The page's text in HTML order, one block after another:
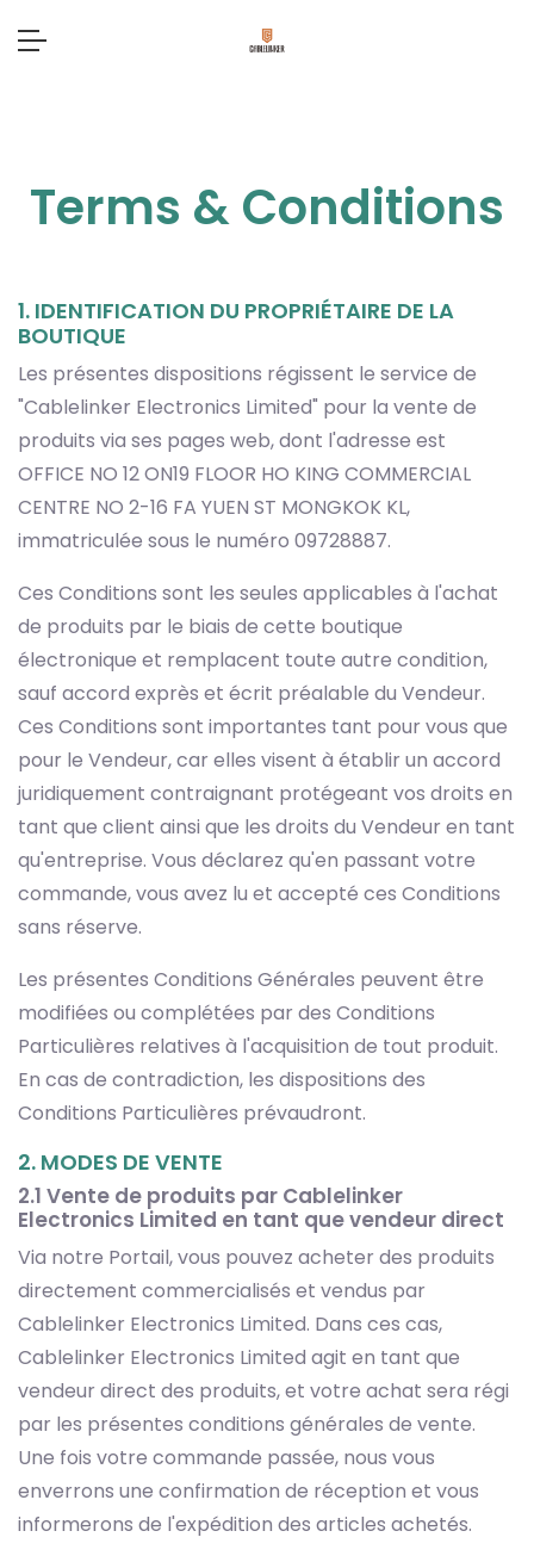
Terms & Conditions
1. IDENTIFICATION DU PROPRIÉTAIRE DE LA
BOUTIQUE
Les présentes dispositions régissent le service de
"Cablelinker Electronics Limited" pour la vente de
produits via ses pages web, dont l'adresse est
OFFICE NO 12 ON19 FLOOR HO KING COMMERCIAL
CENTRE NO 2-16 FA YUEN ST MONGKOK KL,
immatriculée sous le numéro 09728887.
Ces Conditions sont les seules applicables à l'achat
de produits par le biais de cette boutique
électronique et remplacent toute autre condition,
sauf accord exprès et écrit préalable du Vendeur.
Ces Conditions sont importantes tant pour vous que
pour le Vendeur, car elles visent à établir un accord
juridiquement contraignant protégeant vos droits en
tant que client ainsi que les droits du Vendeur en tant
qu'entreprise. Vous déclarez qu'en passant votre
commande, vous avez lu et accepté ces Conditions
sans réserve.
Les présentes Conditions Générales peuvent être
modifiées ou complétées par des Conditions
Particulières relatives à l'acquisition de tout produit.
En cas de contradiction, les dispositions des
Conditions Particulières prévaudront.
2. MODES DE VENTE
2.1 Vente de produits par Cablelinker
Electronics Limited en tant que vendeur direct
Via notre Portail, vous pouvez acheter des produits
directement commercialisés et vendus par
Cablelinker Electronics Limited. Dans ces cas,
Cablelinker Electronics Limited agit en tant que
vendeur direct des produits, et votre achat sera régi
par les présentes conditions générales de vente.
Une fois votre commande passée, nous vous
enverrons une confirmation de réception et vous
informerons de l'expédition des articles achetés.